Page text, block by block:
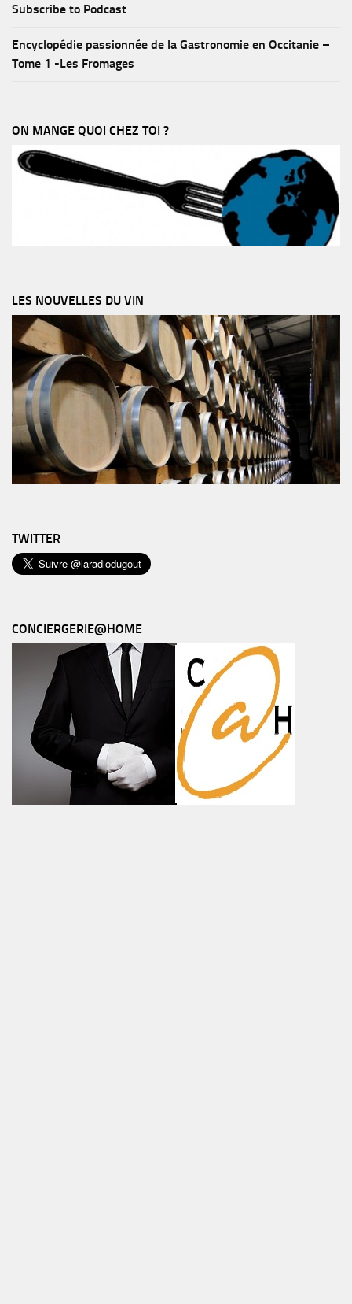
Subscribe to Podcast
Encyclopédie passionnée de la Gastronomie en Occitanie –
Tome 1 -Les Fromages
ON MANGE QUOI CHEZ TOI ?
LES NOUVELLES DU VIN
TWITTER
CONCIERGERIE@HOME